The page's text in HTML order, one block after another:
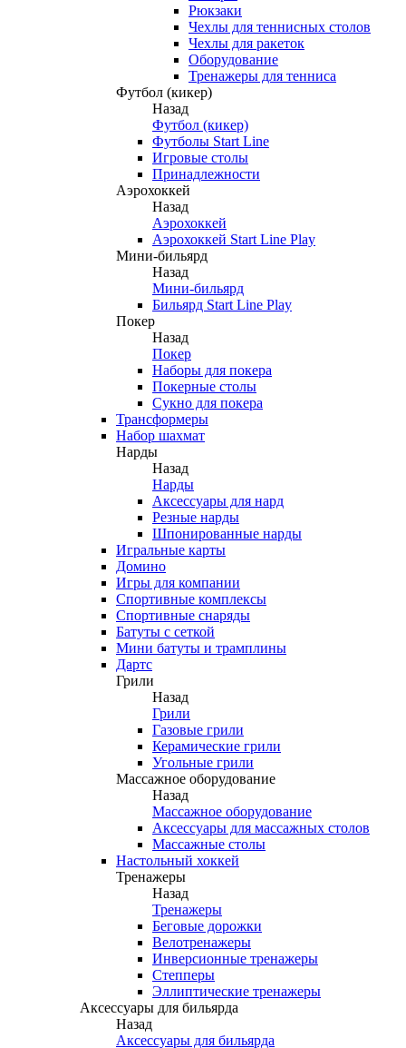
Рюкзаки
Чехлы для теннисных столов
Чехлы для ракеток
Оборудование
Тренажеры для тенниса
Футбол (кикер)
Назад
Футбол (кикер)
Футболы Start Line
Игровые столы
Принадлежности
Аэрохоккей
Назад
Аэрохоккей
Аэрохоккей Start Line Play
Мини-бильярд
Назад
Мини-бильярд
Бильярд Start Line Play
Покер
Назад
Покер
Наборы для покера
Покерные столы
Сукно для покера
Трансформеры
Набор шахмат
Нарды
Назад
Нарды
Аксессуары для нард
Резные нарды
Шпонированные нарды
Игральные карты
Домино
Игры для компании
Спортивные комплексы
Спортивные снаряды
Батуты с сеткой
Мини батуты и трамплины
Дартс
Грили
Назад
Грили
Газовые грили
Керамические грили
Угольные грили
Массажное оборудование
Назад
Массажное оборудование
Аксессуары для массажных столов
Массажные столы
Настольный хоккей
Тренажеры
Назад
Тренажеры
Беговые дорожки
Велотренажеры
Инверсионные тренажеры
Степперы
Эллиптические тренажеры
Аксессуары для бильярда
Назад
Аксессуары для бильярда